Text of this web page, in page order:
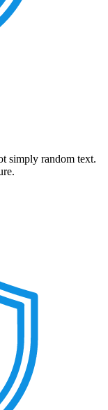
simply random text.